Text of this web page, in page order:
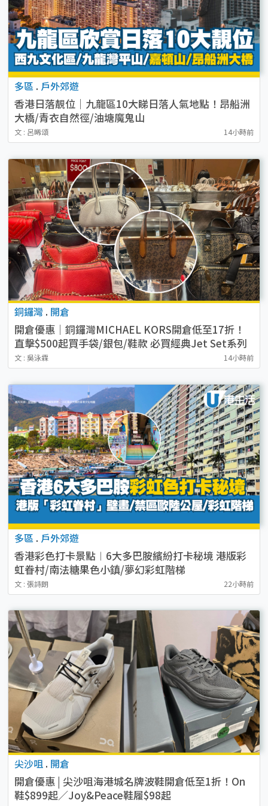
多區 . 戶外郊遊
香港日落靚位｜九龍區10大睇日落人氣地點！昂船洲
大橋/青衣自然徑/油塘魔鬼山
文 : 呂晞頌 14小時前
銅鑼灣 . 開倉
開倉優惠｜銅鑼灣MICHAEL KORS開倉低至17折！
直擊$500起買手袋/銀包/鞋款 必買經典Jet Set系列
文 : 吳泳霖 14小時前
多區 . 戶外郊遊
香港彩色打卡景點︱6大多巴胺繽紛打卡秘境 港版彩
虹眷村/南法糖果色小鎮/夢幻彩虹階梯
文 : 張詩朗 22小時前
尖沙咀 . 開倉
開倉優惠 | 尖沙咀海港城名牌波鞋開倉低至1折！On
鞋$899起／Joy&Peace鞋履$98起